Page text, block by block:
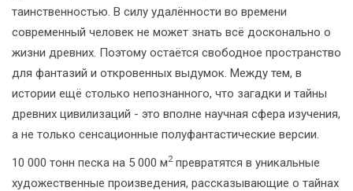
таинственностью. В силу удалённости во времени
современный человек не может знать всё досконально о
жизни древних. Поэтому остаётся свободное пространство
для фантазий и откровенных выдумок. Между тем, в
истории ещё столько непознанного, что загадки и тайны
древних цивилизаций - это вполне научная сфера изучения,
а не только сенсационные полуфантастические версии.
10 000 тонн песка на 5 000 м2превратятся в уникальные
художественные произведения, рассказывающие о тайнах